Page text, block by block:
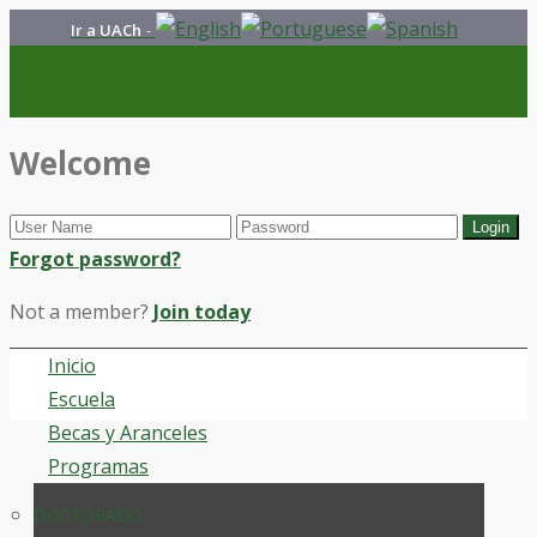
Ir a UACh -
Welcome
Forgot password?
Not a member? Join today
Inicio
Escuela
Becas y Aranceles
Programas
DOCTORADO